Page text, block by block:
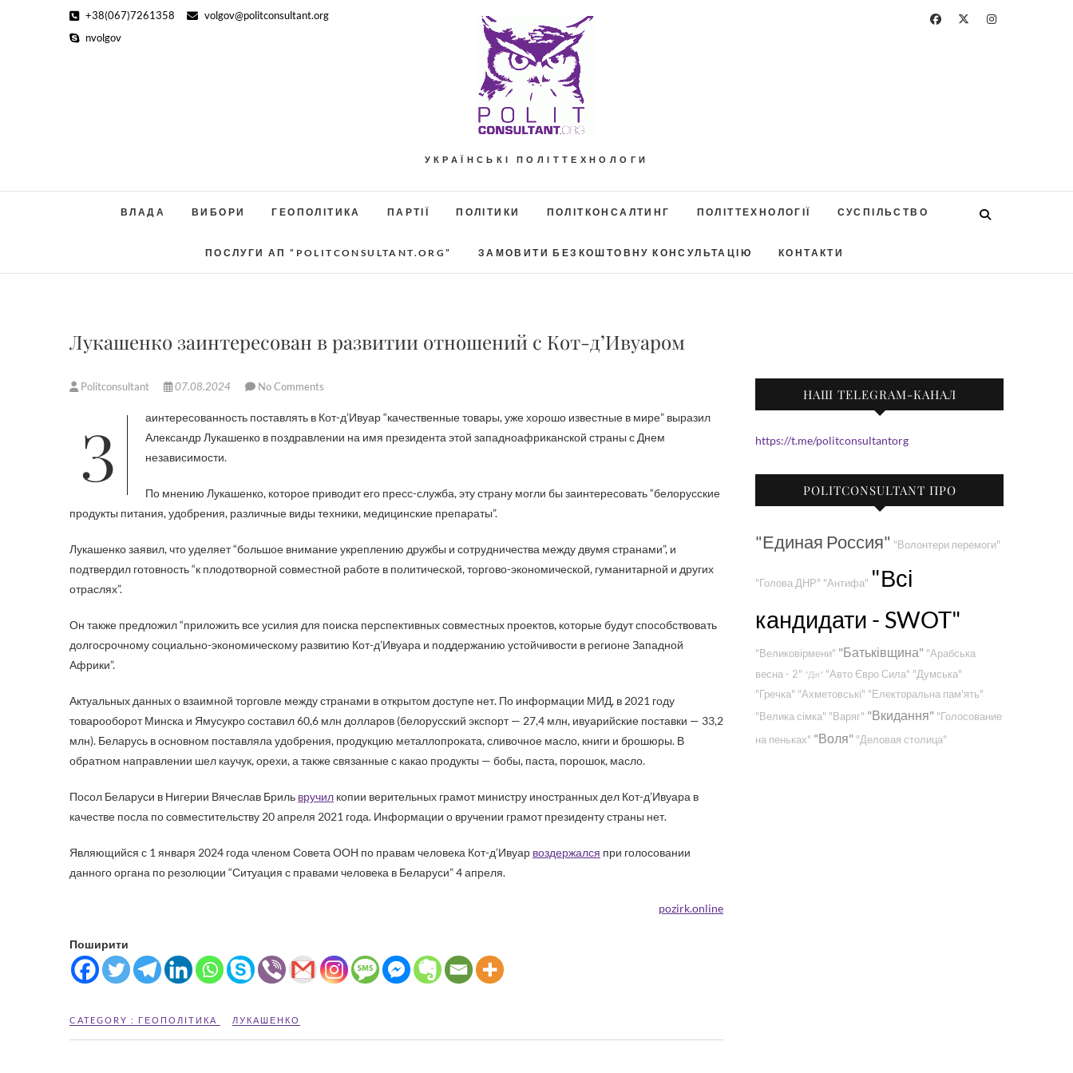
+38(067)7261358
volgov@politconsultant.org
nvolgov
УКРАЇНСЬКІ ПОЛІТТЕХНОЛОГИ
ВЛАДА ВИБОРИ ГЕОПОЛІТИКА ПАРТІЇ ПОЛІТИКИ ПОЛІТКОНСАЛТИНГ ПОЛІТТЕХНОЛОГІЇ СУСПІЛЬСТВО
ПОСЛУГИ АП “POLITCONSULTANT.ORG” ЗАМОВИТИ БЕЗКОШТОВНУ КОНСУЛЬТАЦІЮ КОНТАКТИ
Лукашенко заинтересован в развитии отношений с Кот-д’Ивуаром
Politconsultant 07.08.2024 No Comments
Заинтересованность поставлять в Кот-д’Ивуар “качественные товары, уже хорошо известные в мире” выразил
Александр Лукашенко в поздравлении на имя президента этой западноафриканской страны с Днем
независимости.
По мнению Лукашенко, которое приводит его пресс-служба, эту страну могли бы заинтересовать “белорусские
продукты питания, удобрения, различные виды техники, медицинские препараты”.
Лукашенко заявил, что уделяет “большое внимание укреплению дружбы и сотрудничества между двумя странами”, и
подтвердил готовность “к плодотворной совместной работе в политической, торгово-экономической, гуманитарной и других
отраслях”.
Он также предложил “приложить все усилия для поиска перспективных совместных проектов, которые будут способствовать
долгосрочному социально-экономическому развитию Кот-д’Ивуара и поддержанию устойчивости в регионе Западной
Африки”.
Актуальных данных о взаимной торговле между странами в открытом доступе нет. По информации МИД, в 2021 году
товарооборот Минска и Ямусукро составил 60,6 млн долларов (белорусский экспорт — 27,4 млн, ивуарийские поставки — 33,2
млн). Беларусь в основном поставляла удобрения, продукцию металлопроката, сливочное масло, книги и брошюры. В
обратном направлении шел каучук, орехи, а также связанные с какао продукты — бобы, паста, порошок, масло.
Посол Беларуси в Нигерии Вячеслав Бриль вручил копии верительных грамот министру иностранных дел Кот-д’Ивуара в
качестве посла по совместительству 20 апреля 2021 года. Информации о вручении грамот президенту страны нет.
Являющийся с 1 января 2024 года членом Совета ООН по правам человека Кот-д’Ивуар воздержался при голосовании
данного органа по резолюции “Ситуация с правами человека в Беларуси” 4 апреля.
pozirk.online
Поширити
CATEGORY : ГЕОПОЛІТИКА ЛУКАШЕНКО
НАШ TELEGRAM-КАНАЛ
https://t.me/politconsultantorg
POLITCONSULTANT ПРО
"Единая Россия" "Волонтери перемоги"
"Голова ДНР" "Антифа" "Всі
кандидати - SWOT"
"Великовірмени" "Батьківщина" "Арабська
весна - 2" "Дія" "Авто Євро Сила" "Думська"
"Гречка" "Ахметовські" "Електоральна пам'ять"
"Велика сімка" "Варяг" "Вкидання" "Голосование
на пеньках" "Воля" "Деловая столица"